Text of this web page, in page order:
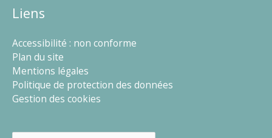
Liens
Accessibilité : non conforme
Plan du site
Mentions légales
Politique de protection des données
Gestion des cookies